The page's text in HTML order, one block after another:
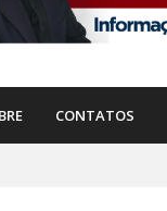
CONTATOS